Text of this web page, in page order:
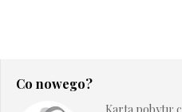
Co nowego?